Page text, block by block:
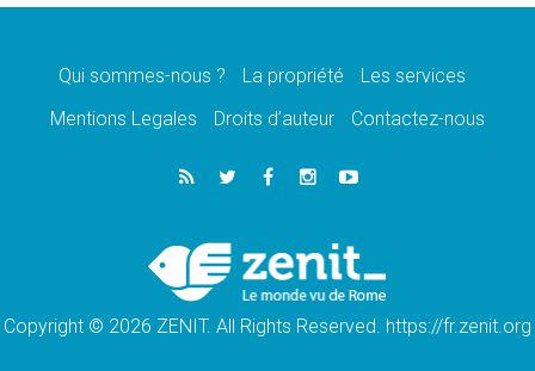
08.08.2026
08.08.2026
catholiques
Au Bangladesh, l'Église accompagne les
Dalits sur le chemin de la dignité
Philippines: le vicariat apostolique de
Calapan devient un diocèse
Qui sommes-nous ? La propriété
Les services
Mentions Legales
Droits d’auteur Contactez-nous
Copyright © 2026 ZENIT. All Rights Reserved. https://fr.zenit.org